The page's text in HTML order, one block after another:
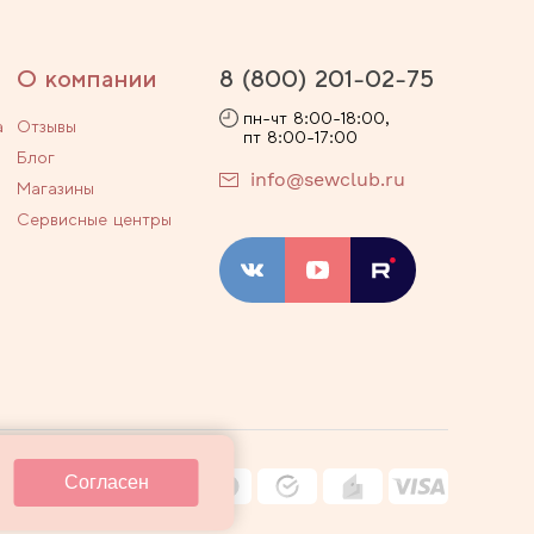
О компании
Отзывы
Блог
Магазины
Сервисные центры
8 (800) 201-02-75
пн-чт 8:00-18:00,
пт 8:00-17:00
info@sewclub.ru
Договор оферты
технологии
Карта
Согласен